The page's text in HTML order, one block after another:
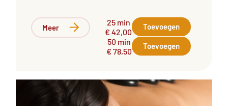
Meer
25 min
€ 42,00
Toevoegen
50 min
€ 78,50
Toevoegen